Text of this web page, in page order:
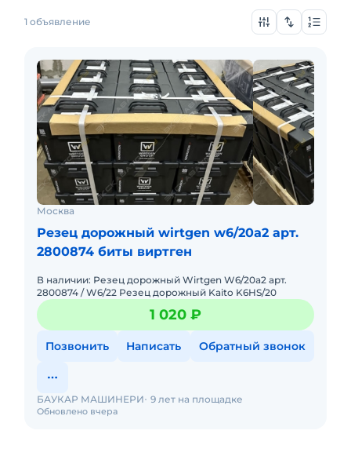
1 объявление
Москва
Резец дорожный wirtgen w6/20a2 арт.
2800874 биты виртген
В наличии: Резец дорожный Wirtgen W6/20a2 арт.
2800874 / W6/22 Резец дорожный Kaito K6HS/20
1 020 ₽
Позвонить Написать Обратный звонок
Обновлено вчера
БАУКАР МАШИНЕРИ 9 лет на площадке